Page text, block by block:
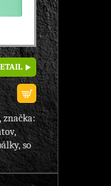
značka:
so